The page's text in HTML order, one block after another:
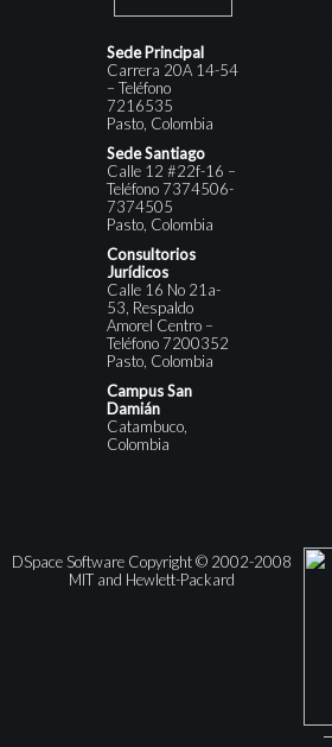
Sede Principal
Carrera 20A 14-54
– Teléfono
7216535
Pasto, Colombia
Sede Santiago
Calle 12 #22f-16 –
Teléfono 7374506-
7374505
Pasto, Colombia
Consultorios
Jurídicos
Calle 16 No 21a-
53, Respaldo
Amorel Centro –
Teléfono 7200352
Pasto, Colombia
Campus San
Damián
Catambuco,
Colombia
DSpace Software Copyright © 2002-2008
MIT and Hewlett-Packard